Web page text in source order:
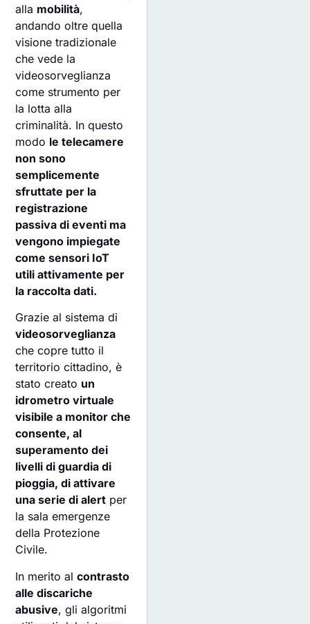
alla mobilità,
andando oltre quella
visione tradizionale
che vede la
videosorveglianza
come strumento per
la lotta alla
criminalità. In questo
modo le telecamere
non sono
semplicemente
sfruttate per la
registrazione
passiva di eventi ma
vengono impiegate
come sensori IoT
utili attivamente per
la raccolta dati.
Grazie al sistema di
videosorveglianza
che copre tutto il
territorio cittadino, è
stato creato un
idrometro virtuale
visibile a monitor che
consente, al
superamento dei
livelli di guardia di
pioggia, di attivare
una serie di alert per
la sala emergenze
della Protezione
Civile.
In merito alcontrasto
alle discariche
abusive, gli algoritmi